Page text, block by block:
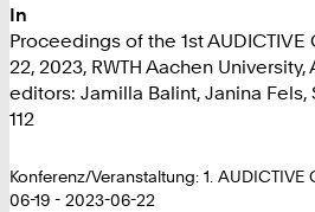
In
Proceedings of the 1st
22, 2023, RWTH Aachen
editors: Jamilla Balint, Janina
112
Konferenz/Veranstaltung: 1.
06-19 - 2023-06-22